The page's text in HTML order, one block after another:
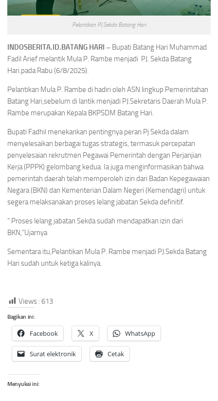
Pelantikan PJ.Sekda Batang Hari
INDOSBERITA.ID.BATANG HARI – Bupati Batang Hari Muhammad
Fadil Arief melantik Mula P. Rambe menjadi PJ. Sekda Batang
Hari.pada Rabu (6/8/2025).
Pelantikan Mula P. Rambe di hadiri oleh ASN lingkup Pemerintahan
Batang Hari,sebelum di lantik menjadi PJ.Sekretaris Daerah Mula P.
Rambe merupakan Kepala BKPSDM Batang Hari.
Bupati Fadhil menekankan pentingnya peran Pj Sekda dalam
menyelesaikan berbagai tugas strategis, termasuk percepatan
penyelesaian rekrutmen Pegawai Pemerintah dengan Perjanjian
Kerja (PPPK) gelombang kedua. Ia juga menginformasikan bahwa
pemerintah daerah telah memperoleh izin dari Badan Kepegawaian
Negara (BKN) dan Kementerian Dalam Negeri (Kemendagri) untuk
segera melaksanakan proses lelang jabatan Sekda definitif.
” Proses lelang jabatan Sekda sudah mendapatkan izin dari
BKN,”Ujarnya
Sementara itu,Pelantikan Mula P. Rambe menjadi PJ.Sekda Batang
Hari sudah untuk ketiga kalinya.
Views : 613
Bagikan ini:
Facebook X WhatsApp
Surat elektronik Cetak
Menyukai ini: